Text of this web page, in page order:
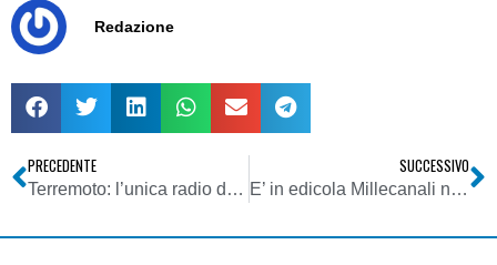
Redazione
PRECEDENTE
Terremoto: l’unica radio de L’Aquila, chiede aiuto per riprendere trasmissioni di emergenza
SUCCESSIVO
E’ in edicola Millecanali n. 388, Aprile 2009